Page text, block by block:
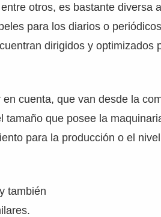
otros, es bastante diversa
para los diarios o
dirigidos y optimizados
cuenta, que van desde la
tamaño que posee la
para la producción o el
también